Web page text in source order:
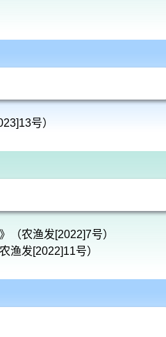
号）
（农渔发[2022]7号）
渔发[2022]11号）